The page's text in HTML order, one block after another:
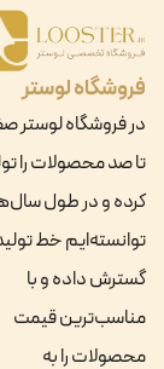
فروشگاه لوستر
در فروشگاه لوستر
تا صد محصولات را
کرده و در طول
توانسته‌ایم خط
گسترش داده و با
مناسب‌ترین قیمت
محصولات را به